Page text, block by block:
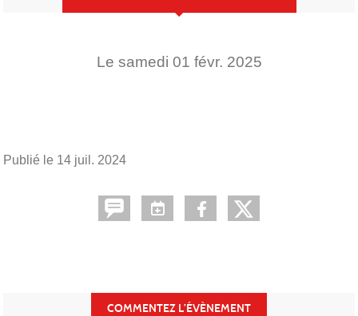
Le samedi 01 févr. 2025
Publié le 14 juil. 2024
COMMENTEZ L’ÉVÈNEMENT